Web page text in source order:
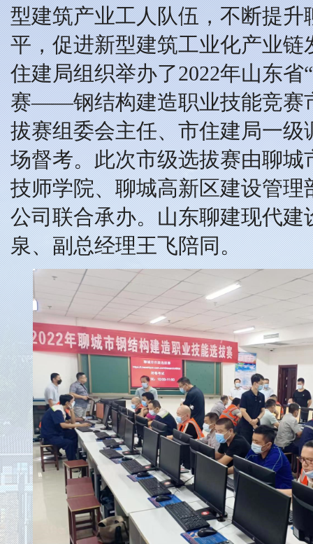
型建筑产业工人队伍，不断提升
平，促进新型建筑工业化产业链
住建局组织举办了2022年山东省
赛——钢结构建造职业技能竞赛
拔赛组委会主任、市住建局一
场督考。此次市级选拔赛由聊
技师学院、聊城高新区建设管
公司联合承办。山东聊建现代
泉、副总经理王飞陪同。